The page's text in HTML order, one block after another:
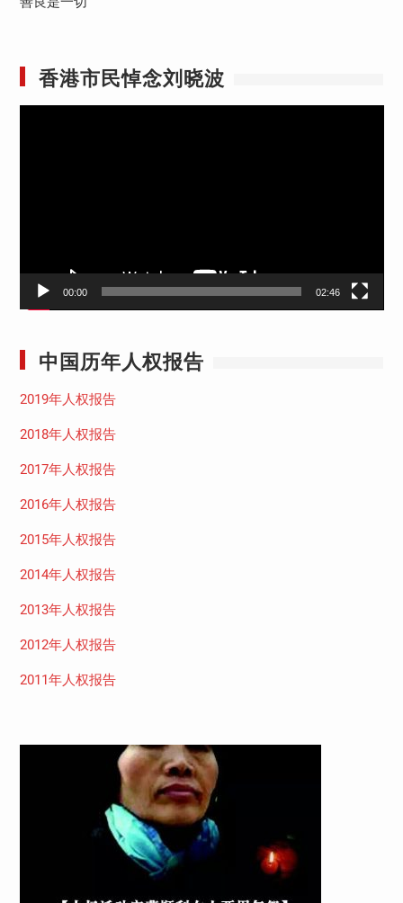
香港市民悼念刘晓波
00:00 02:46
中国历年人权报告
2019年人权报告
2018年人权报告
2017年人权报告
2016年人权报告
2015年人权报告
2014年人权报告
2013年人权报告
2012年人权报告
2011年人权报告